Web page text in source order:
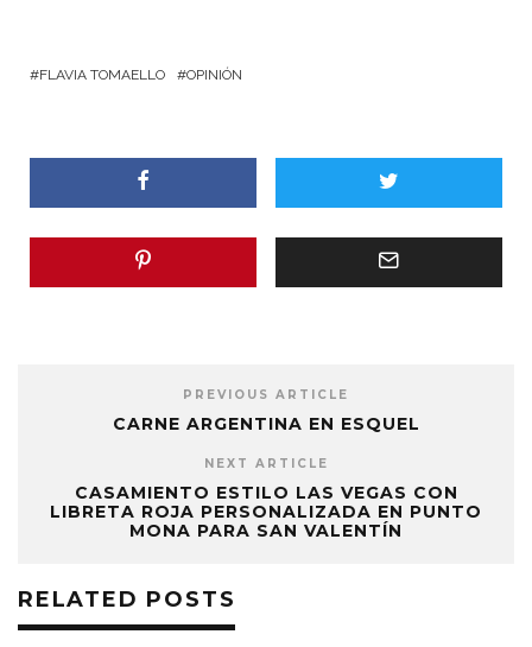
FLAVIA TOMAELLO OPINIÓN
PREVIOUS ARTICLE
CARNE ARGENTINA EN ESQUEL
NEXT ARTICLE
CASAMIENTO ESTILO LAS VEGAS CON
LIBRETA ROJA PERSONALIZADA EN PUNTO
MONA PARA SAN VALENTÍN
RELATED POSTS